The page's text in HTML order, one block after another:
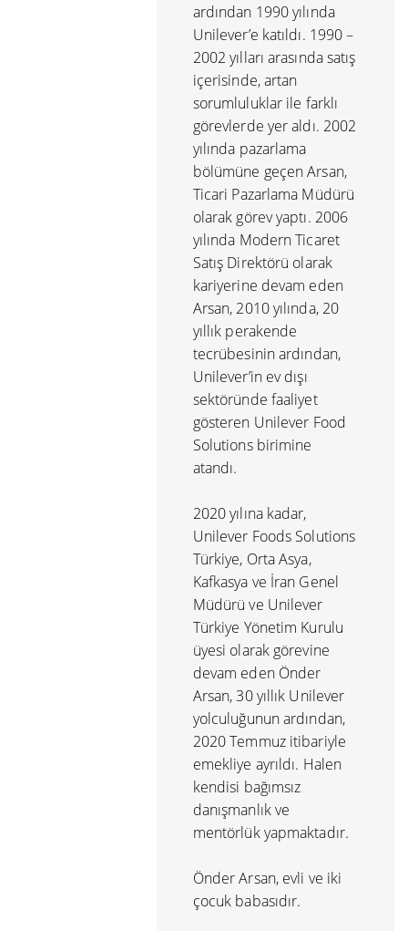
ardından 1990 yılında
Unilever’e katıldı. 1990 –
2002 yılları arasında satış
içerisinde, artan
sorumluluklar ile farklı
görevlerde yer aldı. 2002
yılında pazarlama
bölümüne geçen Arsan,
Ticari Pazarlama Müdürü
olarak görev yaptı. 2006
yılında Modern Ticaret
Satış Direktörü olarak
kariyerine devam eden
Arsan, 2010 yılında, 20
yıllık perakende
tecrübesinin ardından,
Unilever’in ev dışı
sektöründe faaliyet
gösteren Unilever Food
Solutions birimine
atandı.
2020 yılına kadar,
Unilever Foods Solutions
Türkiye, Orta Asya,
Kafkasya ve İran Genel
Müdürü ve Unilever
Türkiye Yönetim Kurulu
üyesi olarak görevine
devam eden Önder
Arsan, 30 yıllık Unilever
yolculuğunun ardından,
2020 Temmuz itibariyle
emekliye ayrıldı. Halen
kendisi bağımsız
danışmanlık ve
mentörlük yapmaktadır.
Önder Arsan, evli ve iki
çocuk babasıdır.